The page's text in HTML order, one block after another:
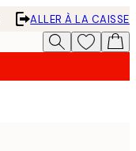
ALLER À LA CAISSE